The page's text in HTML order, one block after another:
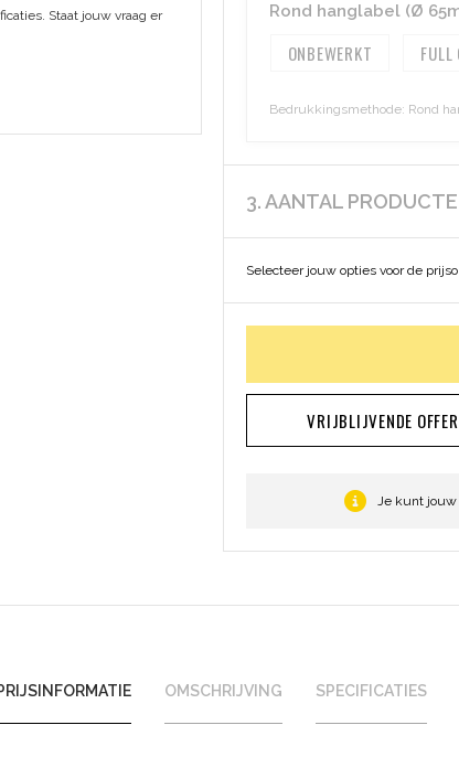
Staat jouw vraag er
Rond hanglabel (Ø
ONBEWERKT FULL
Bedrukkingsmethode: Rond
3. AANTAL
Selecteer jouw opties voor de
VRIJBLIJVENDE
Je kunt jouw
OMSCHRIJVING SPECIFICATIES